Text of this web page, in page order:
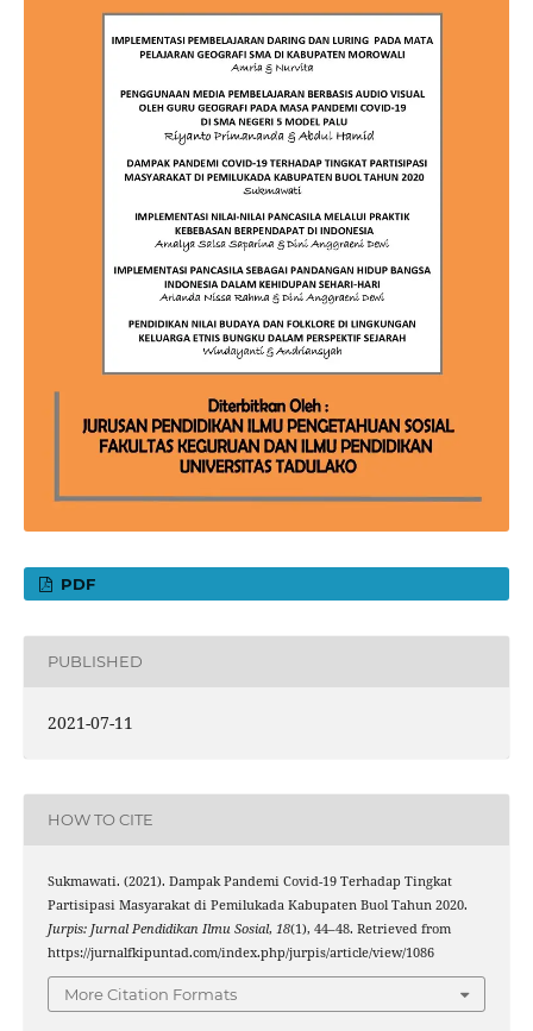
PDF
PUBLISHED
2021-07-11
HOW TO CITE
Sukmawati. (2021). Dampak Pandemi Covid-19 Terhadap Tingkat
Partisipasi Masyarakat di Pemilukada Kabupaten Buol Tahun 2020.
Jurpis: Jurnal Pendidikan Ilmu Sosial, 18(1), 44–48. Retrieved from
https://jurnalfkipuntad.com/index.php/jurpis/article/view/1086
More Citation Formats